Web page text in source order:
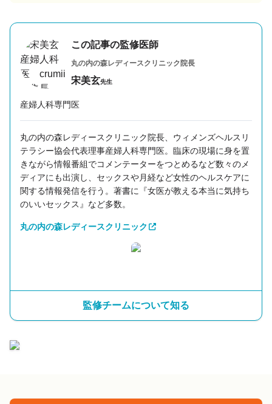
この記事の監修医師
丸の内の森レディースクリニック 院長
宋美玄先生
産婦人科専門医
丸の内の森レディースクリニック院長、ウィメンズヘルスリ
テラシー協会代表理事産婦人科専門医。臨床の現場に身を置
きながら情報番組でコメンテーターをつとめるなど数々のメ
ディアにも出演し、セックスや月経など女性のヘルスケアに
関する情報発信を行う。著書に『女医が教える本当に気持ち
のいいセックス』など多数。
丸の内の森レディースクリニック
監修チームについて知る